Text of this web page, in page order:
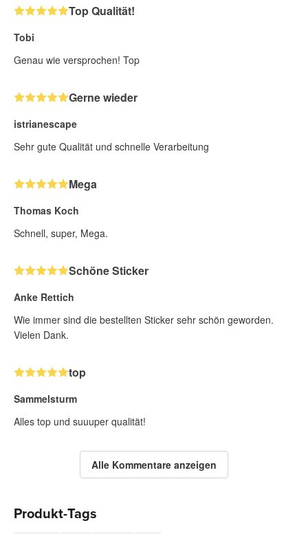
Top Qualität!
Tobi
Genau wie versprochen! Top
Gerne wieder
istrianescape
Sehr gute Qualität und schnelle Verarbeitung
Mega
Thomas Koch
Schnell, super, Mega.
Schöne Sticker
Anke Rettich
Wie immer sind die bestellten Sticker sehr schön geworden.
Vielen Dank.
top
Sammelsturm
Alles top und suuuper qualität!
Alle Kommentare anzeigen
Produkt-Tags